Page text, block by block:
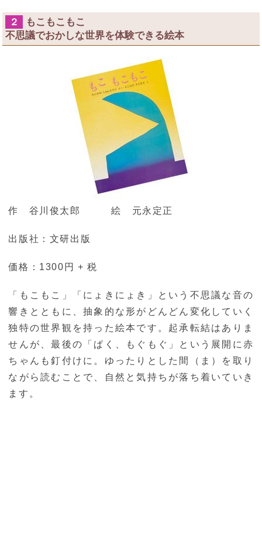
２
もこもこもこ
不思議でおかしな世界を体験できる絵本
作 谷川俊太郎 絵 元永定正
出版社：文研出版
価格：1300円 + 税
「もこもこ」「にょきにょき」という不思議な音の
響きとともに、抽象的な形がどんどん変化していく
独特の世界観を持った絵本です。起承転結はありま
せんが、最後の「ぱく、もぐもぐ」という展開に赤
ちゃんも釘付けに。ゆったりとした間（ま）を取り
ながら読むことで、自然と気持ちが落ち着いていき
ます。